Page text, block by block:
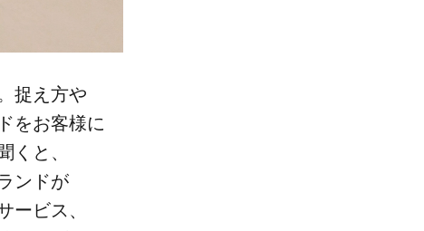
捉え方や​
を​お客様に​
と、​
ンドが​
ビス、​